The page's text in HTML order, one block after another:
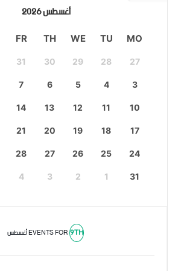
أغسطس 2026
MO
TU
WE
TH
FR
27
28
29
30
31
3
4
5
6
7
10
11
12
13
14
17
18
19
20
21
24
25
26
27
28
31
1
2
3
4
EVENTS FOR9TH أغسطس